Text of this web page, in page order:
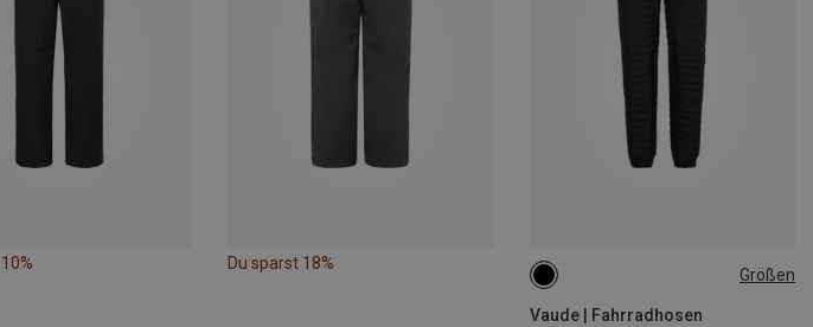
Du sparst 18%
Größen
Vaude | Fahrradhosen
M